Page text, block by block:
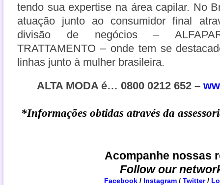
tendo sua expertise na área capilar. No
atuação junto ao consumidor final
divisão de negócios –
TRATTAMENTO – onde tem se
linhas junto à mulher brasileira.
ALTA MODA é… 0800 0212 652 –
*Informações obtidas através da
Acompanhe nossas
Follow our
Facebook / Instagram / Twitter/